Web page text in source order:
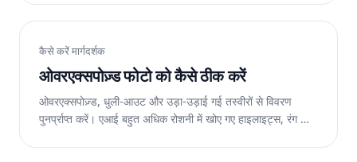
कैसे करें मार्गदर्शक
ओवरएक्सपोज़्ड फोटो को कैसे ठीक करें
ओवरएक्सपोज़्ड, धुली-आउट और उड़ा-उड़ाई गई तस्वीरों से विवरण
पुनर्प्राप्त करें। एआई बहुत अधिक रोशनी में खोए गए हाइलाइट्स, रंग और